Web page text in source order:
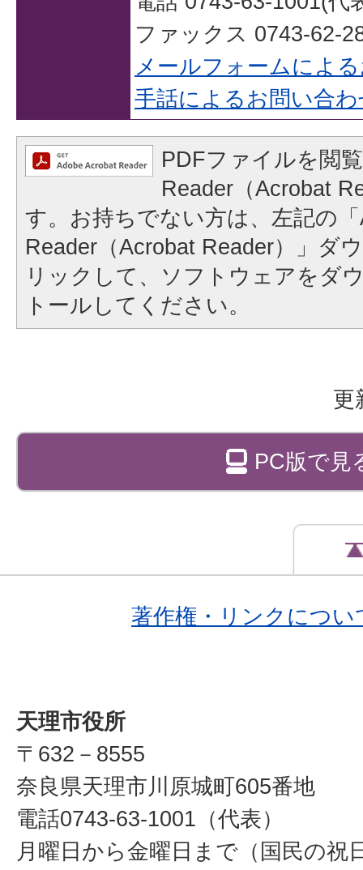
ファックス 0743-62-
メールフォームによ
手話によるお問い合
PDFファイルを閲
Reader（Acrobat
す。お持ちでない方は、左記の
Reader（Acrobat Reader）」ダ
リックして、ソフトウェアをダ
トールしてください。
更
PC版で見
著作権・リンクについ
天理市役所
〒632－8555
奈良県天理市川原城町605番地
電話0743-63-1001（代表）
月曜日から金曜日まで（国民の祝